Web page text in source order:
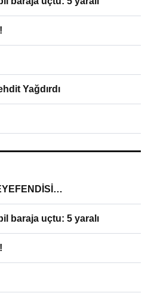
Yağdırdı
baraja uçtu: 5 yaralı